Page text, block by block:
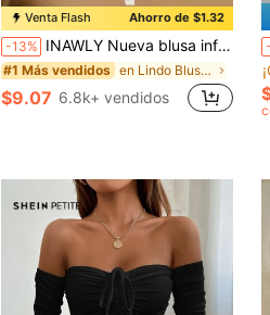
Venta Flash Ahorro de $1.32
-13% INAWLY Nueva blusa informal de mujer de gasa de unicolor con mangas de murciélago cortas
#1 Más vendidos en Lindo Blusas para mujer
$9.07 6.8k+ vendidos